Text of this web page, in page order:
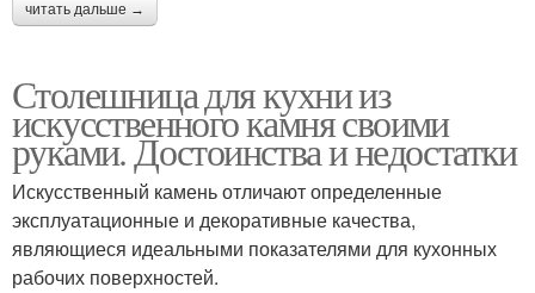
читать дальше →
Столешница для кухни из
искусственного камня своими
руками. Достоинства и недостатки
Искусственный камень отличают определенные
эксплуатационные и декоративные качества,
являющиеся идеальными показателями для кухонных
рабочих поверхностей.